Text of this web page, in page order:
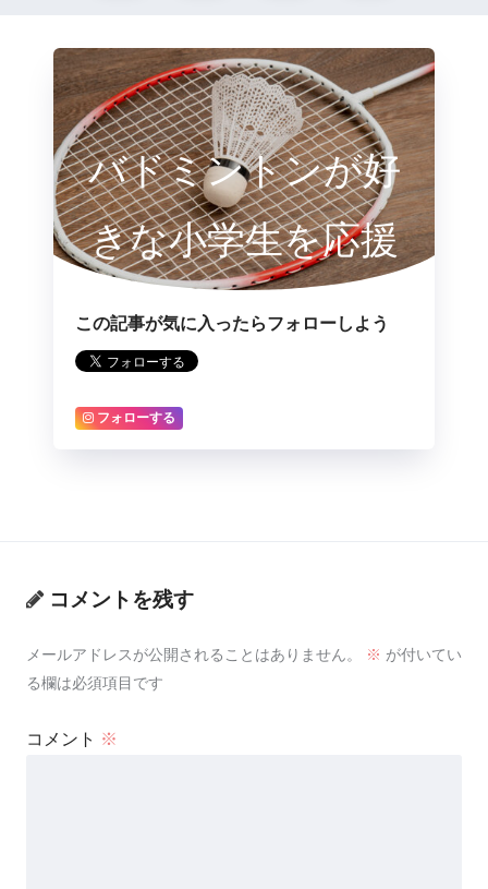
バドミントンが好
きな小学生を応援
するサイト
この記事が気に入ったらフォローしよう
フォローする
コメントを残す
メールアドレスが公開されることはありません。 ※ が付いてい
る欄は必須項目です
コメント ※